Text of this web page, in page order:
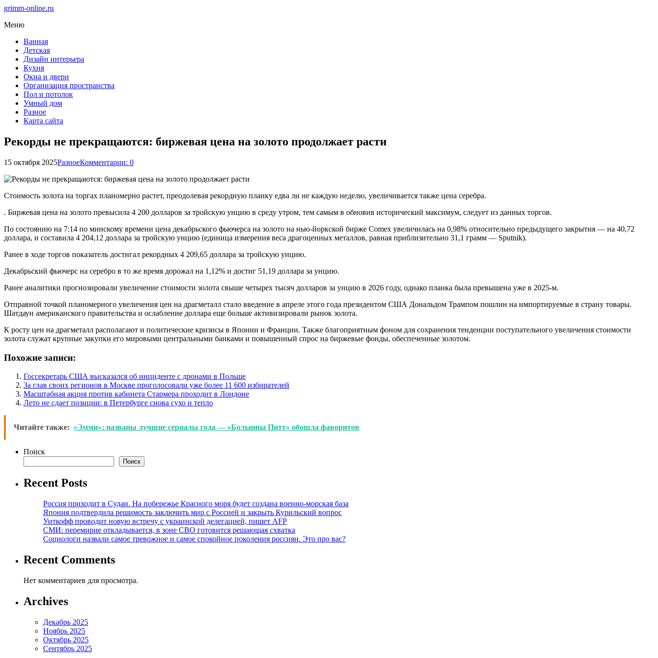
grimm-online.ru
Меню
Ванная
Детская
Дизайн интерьера
Кухня
Окна и двери
Организация пространства
Пол и потолок
Умный дом
Разное
Карта сайта
Рекорды не прекращаются: биржевая цена на золото продолжает расти
15 октября 2025РазноеКомментарии: 0
Стоимость золота на торгах планомерно растет, преодолевая рекордную планку едва ли не каждую неделю, увеличивается также цена серебра.
. Биржевая цена на золото превысила 4 200 долларов за тройскую унцию в среду утром, тем самым в обновив исторический максимум, следует из данных торгов.
По состоянию на 7:14 по минскому времени цена декабрьского фьючерса на золото на нью-йоркской бирже Comex увеличилась на 0,98% относительно предыдущего закрытия — на 40,72
доллара, и составила 4 204,12 доллара за тройскую унцию (единица измерения веса драгоценных металлов, равная приблизительно 31,1 грамм — Sputnik).
Ранее в ходе торгов показатель достигал рекордных 4 209,65 доллара за тройскую унцию.
Декабрьский фьючерс на серебро в то же время дорожал на 1,12% и достиг 51,19 доллара за унцию.
Ранее аналитики прогнозировали увеличение стоимости золота свыше четырех тысяч долларов за унцию в 2026 году, однако планка была превышена уже в 2025-м.
Отправной точкой планомерного увеличения цен на драгметалл стало введение в апреле этого года президентом США Дональдом Трампом пошлин на импортируемые в страну товары.
Шатдаун американского правительства и ослабление доллара еще больше активизировали рынок золота.
К росту цен на драгметалл располагают и политические кризисы в Японии и Франции. Также благоприятным фоном для сохранения тенденции поступательного увеличения стоимости
золота служат крупные закупки его мировыми центральными банками и повышенный спрос на биржевые фонды, обеспеченные золотом.
Похожие записи:
Госсекретарь США высказался об инциденте с дронами в Польше
За глав своих регионов в Москве проголосовали уже более 11 600 избирателей
Масштабная акция против кабинета Стармера проходит в Лондоне
Лето не сдает позиции: в Петербурге снова сухо и тепло
Читайте также: «Эмми»: названы лучшие сериалы года — «Больница Питт» обошла фаворитов
Поиск
Поиск
Recent Posts
Россия приходит в Судан. На побережье Красного моря будет создана военно-морская база
Япония подтвердила решимость заключить мир с Россией и закрыть Курильский вопрос
Уиткофф проводит новую встречу с украинской делегацией, пишет AFP
СМИ: перемирие откладывается, в зоне СВО готовится решающая схватка
Социологи назвали самое тревожное и самое спокойное поколения россиян. Это про вас?
Recent Comments
Нет комментариев для просмотра.
Archives
Декабрь 2025
Ноябрь 2025
Октябрь 2025
Сентябрь 2025